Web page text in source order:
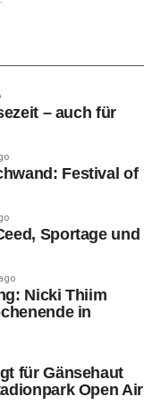
– auch für
Festival of
Sportage und
Nicki Thiim
in
für Gänsehaut
Open Air